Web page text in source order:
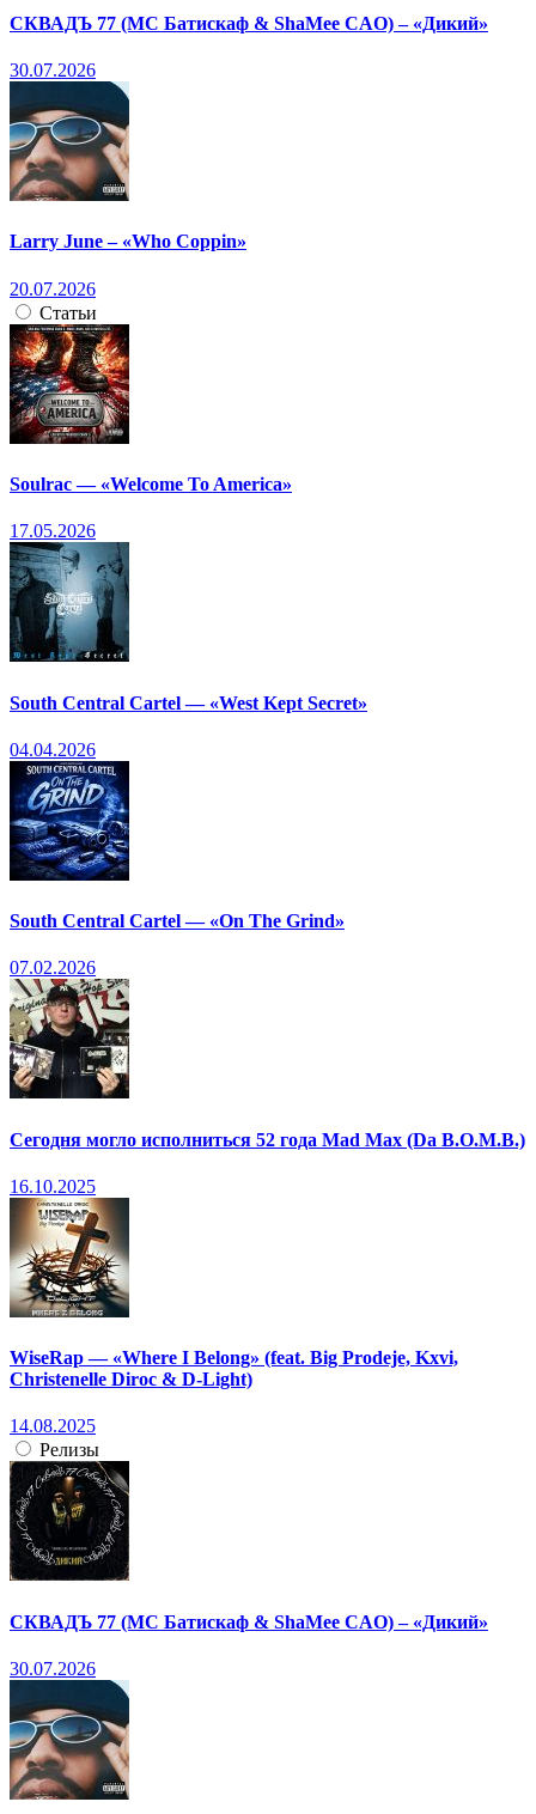
СКВАДЪ 77 (МС Батискаф & ShaMee CAO) – «Дикий»
30.07.2026
Larry June – «Who Coppin»
20.07.2026
Статьи
Soulrac — «Welcome To America»
17.05.2026
South Central Cartel — «West Kept Secret»
04.04.2026
South Central Cartel — «On The Grind»
07.02.2026
Сегодня могло исполниться 52 года Mad Max (Da B.O.M.B.)
16.10.2025
WiseRap — «Where I Belong» (feat. Big Prodeje, Kxvi,
Christenelle Diroc & D-Light)
14.08.2025
Релизы
СКВАДЪ 77 (МС Батискаф & ShaMee CAO) – «Дикий»
30.07.2026